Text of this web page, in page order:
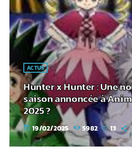
ACTUS
Hunter x Hunter : Une
saison annoncée à
2025 ?
today 19/02/2025 5982 13